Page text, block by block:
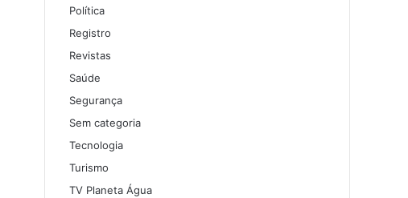
Política
Registro
Revistas
Saúde
Segurança
Sem categoria
Tecnologia
Turismo
TV Planeta Água